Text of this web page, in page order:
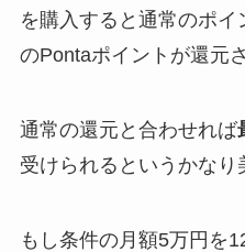
を購入すると通常のポ
のPontaポイントが還元
通常の還元と合わせれば
受けられるというかなり
もし条件の月額5万円を